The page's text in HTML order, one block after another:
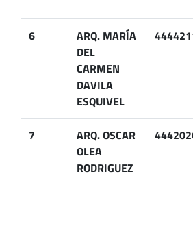
6
ARQ. MARÍA
DEL
CARMEN
DAVILA
ESQUIVEL
7
ARQ. OSCAR
OLEA
RODRIGUEZ